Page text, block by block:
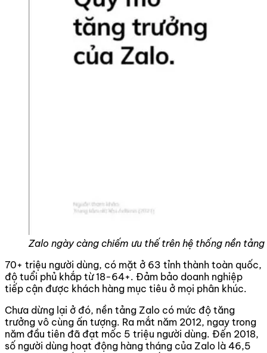
Zalo ngày càng chiếm ưu thế trên hệ thống nền
70+ triệu người dùng, có mặt ở 63 tỉnh thành toàn quốc,
độ tuổi phủ khắp từ 18-64+. Đảm bảo doanh nghiệp
tiếp cận được khách hàng mục tiêu ở mọi phân khúc.
Chưa dừng lại ở đó, nền tảng Zalo có mức độ tăng
trưởng vô cùng ấn tượng. Ra mắt năm 2012, ngay trong
năm đầu tiên đã đạt mốc 5 triệu người dùng. Đến 2018,
số người dùng hoạt động hàng tháng của Zalo là 46,5